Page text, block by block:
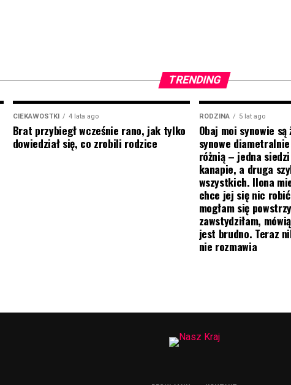
TRENDING
CIEKAWOSTKI 4 lata ago
Brat przybiegł wcześnie rano, jak tylko
dowiedział się, co zrobili rodzice
RODZINA 5 lat ago
Obaj moi synowie
synowe
różnią – jedna
kanapie, a druga
wszystkich. Ilona
chce jej się nic
mogłam się
zawstydziłam,
jest brudno. Teraz
nie rozmawia